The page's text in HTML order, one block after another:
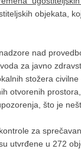
objekata,
nad
za javno
stožera
otvorenih
što je
za
utvrđene u 272